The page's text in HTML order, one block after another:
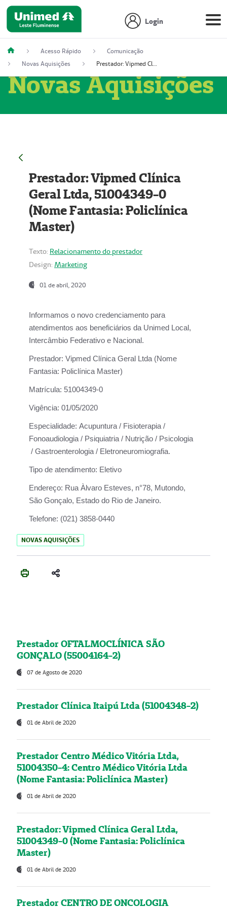
Login
Acesso Rápido
Comunicação
Novas Aquisições
Prestador: Vipmed Clínica Geral Ltda, 51004349-0 (Nome Fantasia: Policlínica Master)
Novas Aquisições
Prestador: Vipmed Clínica
Geral Ltda, 51004349-0
(Nome Fantasia: Policlínica
Master)
Texto: Relacionamento do prestador
Design: Marketing
01 de abril, 2020
Informamos o novo credenciamento para
atendimentos aos beneficiários da Unimed Local,
Intercâmbio Federativo e Nacional.
Prestador: Vipmed Clínica Geral Ltda (Nome
Fantasia: Policlínica Master)
Matrícula: 51004349-0
Vigência: 01/05/2020
Especialidade: Acupuntura / Fisioterapia /
Fonoaudiologia / Psiquiatria / Nutrição / Psicologia
/ Gastroenterologia / Eletroneuromiografia.
Tipo de atendimento: Eletivo
Endereço: Rua Àlvaro Esteves, n°78, Mutondo,
São Gonçalo, Estado do Rio de Janeiro.
Telefone: (021) 3858-0440
NOVAS AQUISIÇÕES
Prestador OFTALMOCLÍNICA SÃO
GONÇALO (55004164-2)
07 de Agosto de 2020
Prestador Clínica Itaipú Ltda (51004348-2)
01 de Abril de 2020
Prestador Centro Médico Vitória Ltda,
51004350-4: Centro Médico Vitória Ltda
(Nome Fantasia: Policlínica Master)
01 de Abril de 2020
Prestador: Vipmed Clínica Geral Ltda,
51004349-0 (Nome Fantasia: Policlínica
Master)
01 de Abril de 2020
Prestador CENTRO DE ONCOLOGIA